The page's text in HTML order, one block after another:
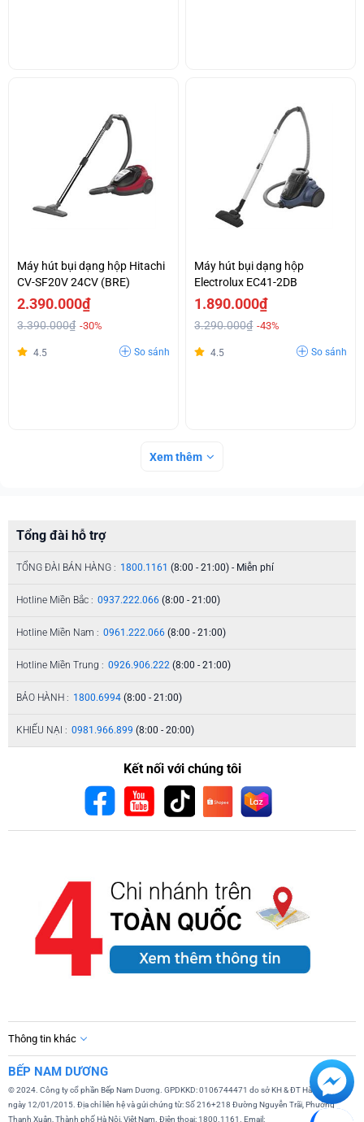
Máy hút bụi dạng hộp Hitachi
CV-SF20V 24CV (BRE)
2.390.000₫
3.390.000₫ -30%
4.5 So sánh
Máy hút bụi dạng hộp
Electrolux EC41-2DB
1.890.000₫
3.290.000₫ -43%
4.5 So sánh
Xem thêm
Tổng đài hỗ trợ
TỔNG ĐÀI BÁN HÀNG : 1800.1161 (8:00 - 21:00) - Miễn phí
Hotline Miền Bắc : 0937.222.066 (8:00 - 21:00)
Hotline Miền Nam : 0961.222.066 (8:00 - 21:00)
Hotline Miền Trung : 0926.906.222 (8:00 - 21:00)
BẢO HÀNH : 1800.6994 (8:00 - 21:00)
KHIẾU NẠI : 0981.966.899 (8:00 - 20:00)
Kết nối với chúng tôi
Thông tin khác
BẾP NAM DƯƠNG
© 2024. Công ty cổ phần Bếp Nam Dương. GPDKKD: 0106744471 do sở KH & ĐT Hà Nội cấp
ngày 12/01/2015. Địa chỉ liên hệ và gửi chứng từ: Số 216+218 Đường Nguyễn Trãi, Phường
Thanh Xuân, Thành phố Hà Nội, Việt Nam. Điện thoại: 1800.1161. Email: